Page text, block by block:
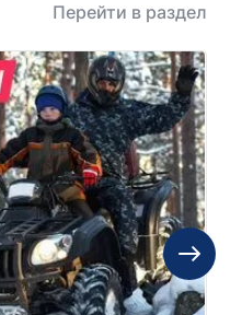
Перейти в раздел